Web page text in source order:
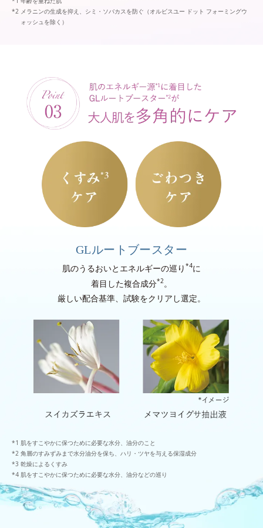
メラニンの生成を抑え、シミ・ソバカスを防ぐ（オルビスユー ドット フォーミングウ
ォッシュを除く）
GLルートブースター
肌のうるおいとエネルギーの巡り *4に
着目した複合成分*2。
厳しい配合基準、試験をクリアし選定。
肌をすこやかに保つために必要な水分、油分のこと
角層のすみずみまで水分油分を保ち、ハリ・ツヤを与える保湿成分
乾燥によるくすみ
肌をすこやかに保つために必要な水分、油分などの巡り